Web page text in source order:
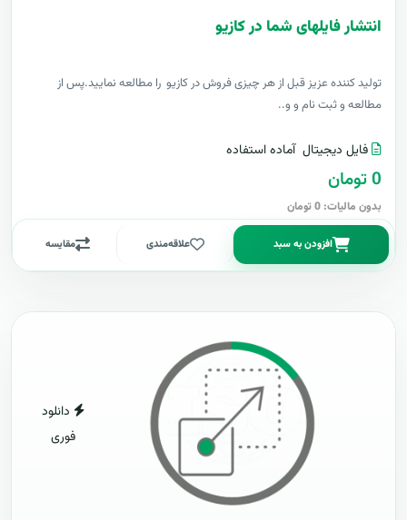
انتشار فایلهای شما در کازیو
توليد کننده عزيز قبل از هر چیزی فروش در کازیو را مطالعه نمایید.پس از
مطالعه و ثبت نام و و..
فایل دیجیتال آماده استفاده
0 تومان
بدون مالیات: 0 تومان
افزودن به سبد علاقه‌مندی مقایسه
دانلود
فوری